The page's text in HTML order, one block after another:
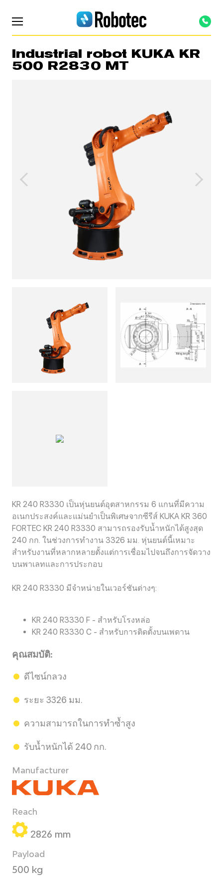
Industrial robot KUKA KR
500 R2830 MT
KR 240 R3330 เป็นหุ่นยนต์อุตสาหกรรม 6 แกนที่มีความ
อเนกประสงค์และแม่นยำเป็นพิเศษจากซีรีส์ KUKA KR 360
FORTEC KR 240 R3330 สามารถรองรับน้ำหนักได้สูงสุด
240 กก. ในช่วงการทำงาน 3326 มม. หุ่นยนต์นี้เหมาะ
สำหรับงานที่หลากหลายตั้งแต่การเชื่อมไปจนถึงการจัดวาง
บนพาเลทและการประกอบ
KR 240 R3330 มีจำหน่ายในเวอร์ชันต่างๆ:
KR 240 R3330 F - สำหรับโรงหล่อ
KR 240 R3330 C - สำหรับการติดตั้งบนเพดาน
คุณสมบัติ:
ดีไซน์กลวง
ระยะ 3326 มม.
ความสามารถในการทำซ้ำสูง
รับน้ำหนักได้ 240 กก.
Manufacturer
Reach
2826 mm
Payload
500 kg